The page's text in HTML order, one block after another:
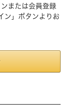
または会員登録
ン」ボタンよりお